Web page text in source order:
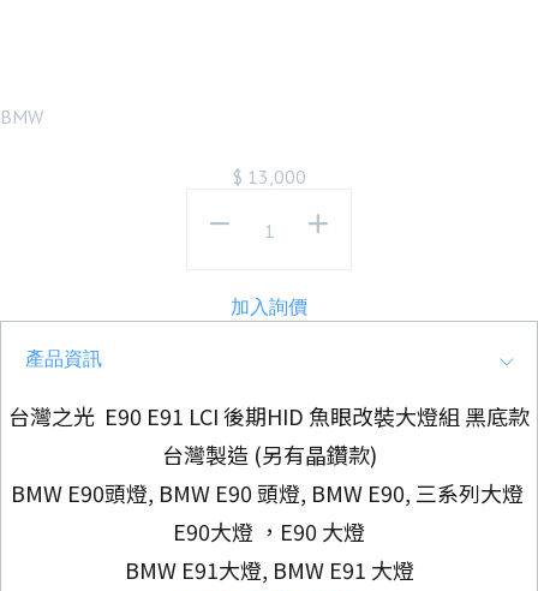
BMW
$ 13,000
加入詢價
產品資訊
台灣之光 E90 E91 LCI 後期HID 魚眼改裝大燈組 黑底款
台灣製造 (另有晶鑽款)
BMW E90頭燈, BMW E90 頭燈, BMW E90, 三系列大燈
E90大燈 ，E90 大燈
BMW E91大燈, BMW E91 大燈